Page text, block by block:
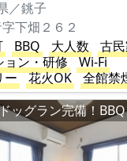
／銚子
下畑２６２
BBQ 大人数
古
ョン・研修
Wi-Fi
ー
花火OK
全館禁
ッグラン完備！